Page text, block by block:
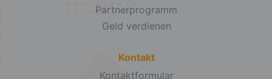
Partnerprogramm
Geld verdienen
Kontakt
Kontaktformular